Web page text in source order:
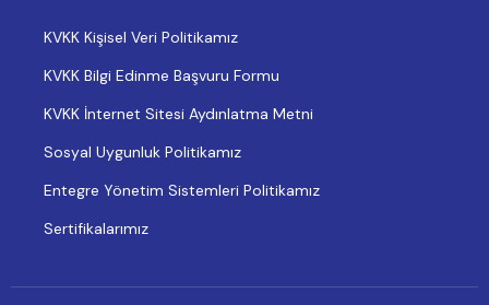
KVKK Kişisel Veri Politikamız
KVKK Bilgi Edinme Başvuru Formu
KVKK İnternet Sitesi Aydınlatma Metni
Sosyal Uygunluk Politikamız
Entegre Yönetim Sistemleri Politikamız
Sertifikalarımız